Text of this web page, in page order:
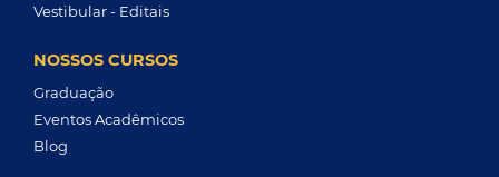
Vestibular - Editais
NOSSOS CURSOS
Graduação
Eventos Acadêmicos
Blog